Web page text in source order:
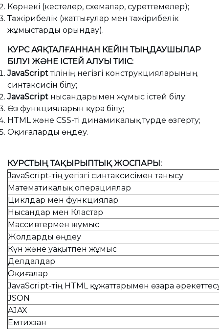
Көрнекі (кестелер, схемалар, суреттемелер);
Тәжірибелік (жаттығулар мен тәжірибелік
жұмыстарды орындау).
КУРС АЯҚТАЛҒАННАН КЕЙІН ТЫҢДАУШЫЛАР
БІЛУІ ЖӘНЕ ІСТЕЙ АЛУЫ ТИІС:
JavaScriptтілінің негізгі конструкцияларының
синтаксисін білу;
JavaScript нысандарымен жұмыс істей білу:
Өз функцияларын құра білу;
HTML және CSS-ті динамикалық түрде өзгерту;
Оқиғаларды өңдеу.
КУРСТЫҢ ТАҚЫРЫПТЫҚ ЖОСПАРЫ:
JavaScript-тің yегізгі синтаксисімен танысу
Математикалық операциялар
Циклдар мен функциялар
Нысандар мен Кластар
Массивтермен жұмыс
Жолдарды өңдеу
Күн және уақытпен жұмыс
Делдалдар
Оқиғалар
JavaScript-тің HTML құжаттарымен өзара
JSON
AJAX
Емтихзан